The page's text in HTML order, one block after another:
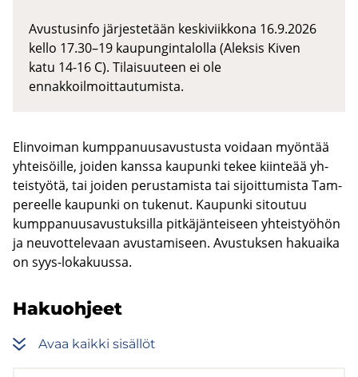
Avustusinfo järjestetään keskiviikkona 16.9.2026
kello 17.30–19 kaupungintalolla (Aleksis Kiven
katu 14-16 C). Tilaisuuteen ei ole
ennakkoilmoittautumista.
Elin­voi­man kump­pa­nuusa­vus­tus­ta voi­daan myön­tää
yh­tei­söil­le, joi­den kans­sa kau­pun­ki tekee kiin­te­ää yh­
teis­työ­tä, tai joi­den pe­rus­ta­mis­ta tai si­joit­tu­mis­ta Tam­
pe­reel­le kau­pun­ki on tu­ke­nut. Kau­pun­ki si­tou­tuu
kump­pa­nuusa­vus­tuk­sil­la pit­kä­jän­tei­seen yh­teis­työ­hön
ja neu­vot­te­le­vaan avus­ta­mi­seen. Avus­tuk­sen ha­kuai­ka
on syys-​lokakuussa.
Ha­kuoh­jeet
Avaa kaik­ki si­säl­löt